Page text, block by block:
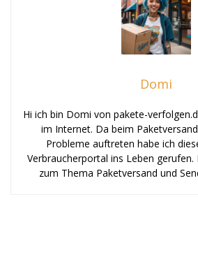
Domi
Hi ich bin Domi von pakete-
im Internet. Da beim
Probleme auftreten habe ich
Verbraucherportal ins Leben gerufen.
zum Thema Paketversand und